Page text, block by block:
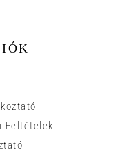
Feltételek